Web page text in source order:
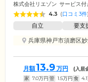
株式会社リエゾン サービス
4.3 (口コミ3件)
自立 要支
兵庫県神戸市須磨区
月額13.9 万円 (入居
家 7.0万円 管 1.5万円 食 4.1